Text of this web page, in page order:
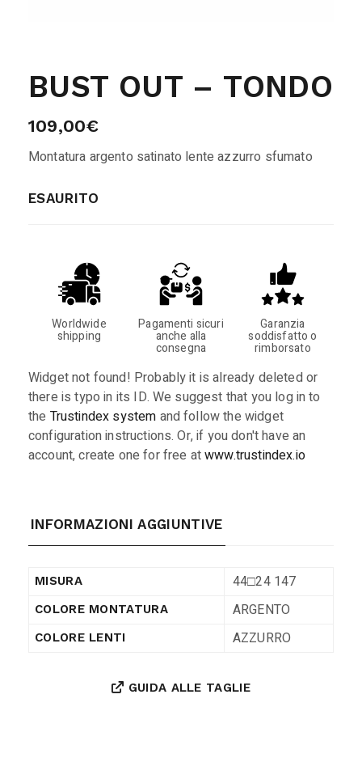
BUST OUT – TONDO
109,00€
Montatura argento satinato lente azzurro sfumato
ESAURITO
Worldwide
shipping
Pagamenti sicuri
anche alla
consegna
Garanzia
soddisfatto o
rimborsato
Widget not found! Probably it is already deleted or
there is typo in its ID. We suggest that you log in to
the Trustindex system and follow the widget
configuration instructions. Or, if you don't have an
account, create one for free atwww.trustindex.io
INFORMAZIONI AGGIUNTIVE
MISURA 44□24 147
COLORE MONTATURA ARGENTO
COLORE LENTI AZZURRO
GUIDA ALLE TAGLIE